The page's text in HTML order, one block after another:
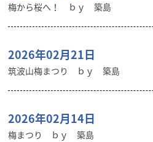
梅から桜へ！ ｂｙ 築島
2026年02月21日
筑波山梅まつり ｂｙ 築島
2026年02月14日
梅まつり ｂｙ 築島